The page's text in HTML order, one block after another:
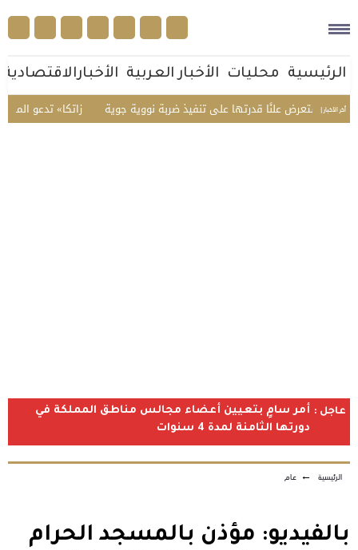
الرئيسية محليات الأخبار العربية الأخبارالاقتصادية
أخر الأخبار | «زاتكا» تدعو المنشآت تستعرض علنًا قدرتها على تنفيذ ضربة نووية جوية
عاجل : أمر سامٍ بتعيين أعضاء مجالس مناطق المملكة في
دورتها الثامنة لمدة 4 سنوات
الرئيسية ← عام
بالفيديو: مؤذن بالمسجد الحرام